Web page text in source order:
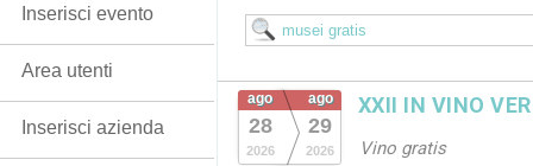
ago
28
2026
ago
29
2026
XXII IN VINO
Vino gratis
Inserisci evento
Area utenti
Inserisci azienda